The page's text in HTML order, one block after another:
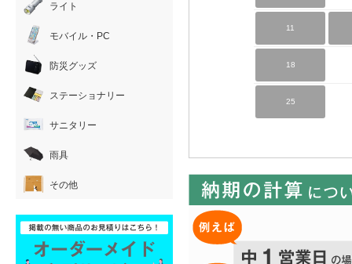
11
18
25
ライト
モバイル・PC
防災グッズ
ステーショナリー
サニタリー
雨具
その他